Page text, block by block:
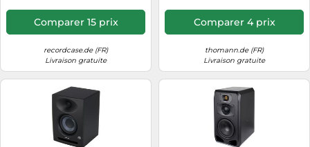
Comparer 15 prix
recordcase.de (FR)
Livraison gratuite
Comparer 4 prix
thomann.de (FR)
Livraison gratuite